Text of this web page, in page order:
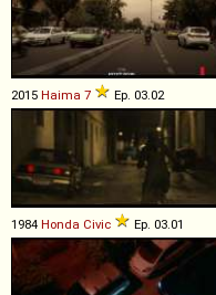
2015 Haima 7 Ep. 03.02
1984 Honda Civic Ep. 03.01